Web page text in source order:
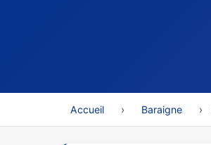
Accueil › Baraigne ›